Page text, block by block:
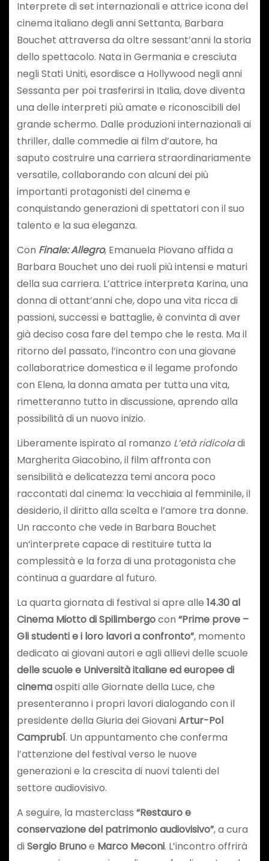
Interprete di set internazionali e attrice icona del
cinema italiano degli anni Settanta, Barbara
Bouchet attraversa da oltre sessant’anni la storia
dello spettacolo. Nata in Germania e cresciuta
negli Stati Uniti, esordisce a Hollywood negli anni
Sessanta per poi trasferirsi in Italia, dove diventa
una delle interpreti più amate e riconoscibili del
grande schermo. Dalle produzioni internazionali ai
thriller, dalle commedie ai film d’autore, ha
saputo costruire una carriera straordinariamente
versatile, collaborando con alcuni dei più
importanti protagonisti del cinema e
conquistando generazioni di spettatori con il suo
talento e la sua eleganza.
Con Finale: Allegro, Emanuela Piovano affida a
Barbara Bouchet uno dei ruoli più intensi e maturi
della sua carriera. L’attrice interpreta Karina, una
donna di ottant’anni che, dopo una vita ricca di
passioni, successi e battaglie, è convinta di aver
già deciso cosa fare del tempo che le resta. Ma il
ritorno del passato, l’incontro con una giovane
collaboratrice domestica e il legame profondo
con Elena, la donna amata per tutta una vita,
rimetteranno tutto in discussione, aprendo alla
possibilità di un nuovo inizio.
Liberamente ispirato al romanzo L’età ridicoladi
Margherita Giacobino, il film affronta con
sensibilità e delicatezza temi ancora poco
raccontati dal cinema: la vecchiaia al femminile, il
desiderio, il diritto alla scelta e l’amore tra donne.
Un racconto che vede in Barbara Bouchet
un’interprete capace di restituire tutta la
complessità e la forza di una protagonista che
continua a guardare al futuro.
La quarta giornata di festival si apre alle 14.30 al
Cinema Miotto di Spilimbergocon “Prime prove –
Gli studenti e i loro lavori a confronto”, momento
dedicato ai giovani autori e agli allievi delle scuole
delle scuole e Universitàitaliane ed europeedi
cinemaospiti alle Giornate della Luce, che
presenteranno i propri lavori dialogando con il
presidente della Giuria dei GiovaniArtur-Pol
Camprubí. Un appuntamento che conferma
l’attenzione del festival verso le nuove
generazioni e la crescita di nuovi talenti del
settore audiovisivo.
A seguire, la masterclass “Restauro e
conservazione del patrimonio audiovisivo”, a cura
diSergio Brunoe Marco Meconi. L’incontro offrirà